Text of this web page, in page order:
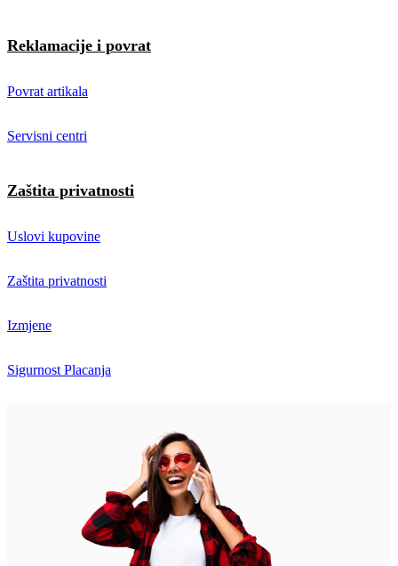
Reklamacije i povrat
Povrat artikala
Servisni centri
Zaštita privatnosti
Uslovi kupovine
Zaštita privatnosti
Izmjene
Sigurnost Placanja